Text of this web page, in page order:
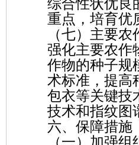
综合性状优良
重点，培育优
（七）主要
强化主要农作
作物的种子规
术标准，提高
包衣等关键技
技术和指纹图
六、保障措施